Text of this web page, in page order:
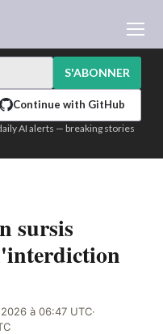
APPRENDRE L'IA
IA DU JOUR
EDITION BUILDER
CONNEXION
S'ABONNER
Continue with GitHub
AI alerts — breaking stories
sursis
à 06:47 UTC·